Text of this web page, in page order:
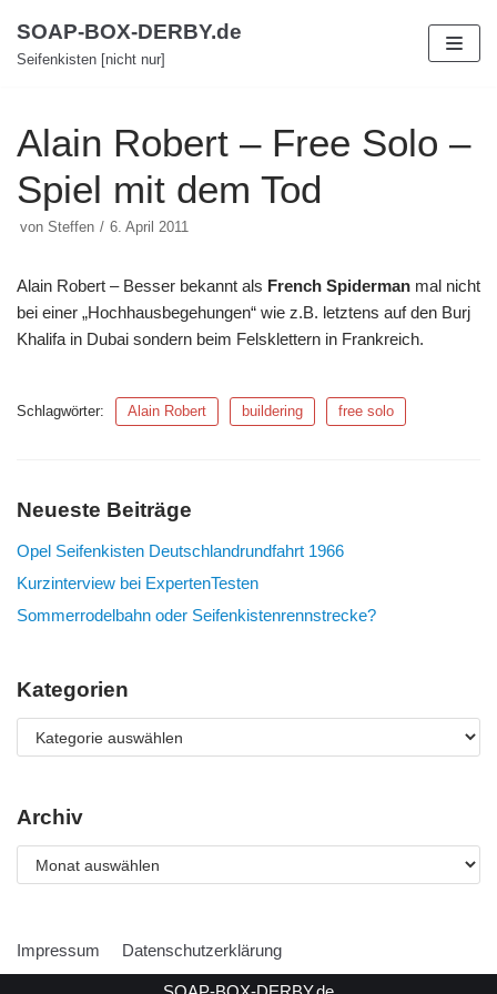
Zum
Inhalt
SOAP-BOX-DERBY.de
Seifenkisten [nicht nur]
Alain Robert – Free Solo –
Spiel mit dem Tod
von Steffen 6. April 2011
Alain Robert – Besser bekannt als French Spiderman mal nicht
bei einer „Hochhausbegehungen“ wie z.B. letztens auf den Burj
Khalifa in Dubai sondern beim Felsklettern in Frankreich.
Schlagwörter: Alain Robert buildering free solo
Neueste Beiträge
Opel Seifenkisten Deutschlandrundfahrt 1966
Kurzinterview bei ExpertenTesten
Sommerrodelbahn oder Seifenkistenrennstrecke?
Kategorien
Archiv
Impressum Datenschutzerklärung